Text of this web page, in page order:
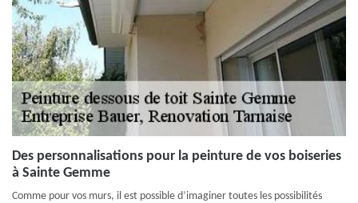
Des personnalisations pour la peinture de vos boiseries
à Sainte Gemme
Comme pour vos murs, il est possible d’imaginer toutes les possibilités